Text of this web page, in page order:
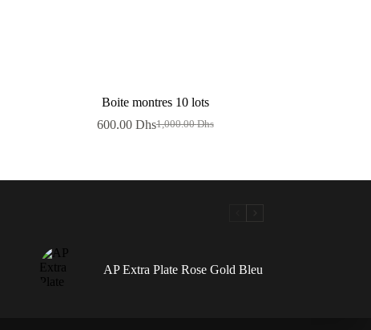
Boite montres 10 lots
1,000.00Dhs
Le
600.00 DhsLe
AP Extra Plate Rose Gold Bleu